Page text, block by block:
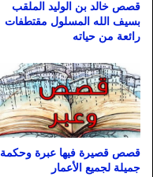
قصص خالد بن الوليد الملقب
بسيف الله المسلول مقتطفات
رائعة من حياته
قصص قصيرة فيها عبرة وحكمة
جميلة لجميع الأعمار